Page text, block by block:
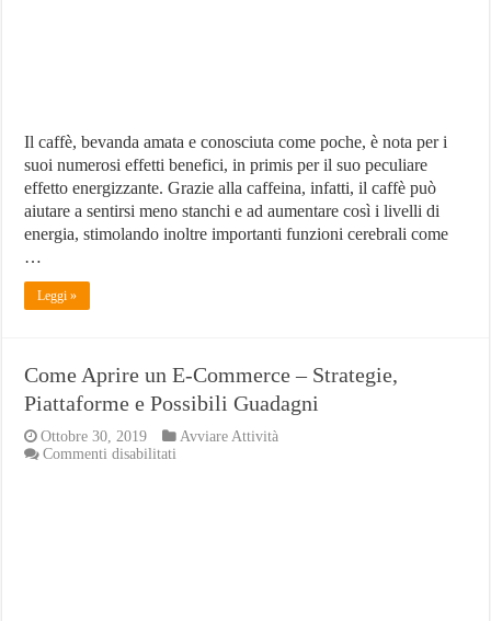
Il caffè, bevanda amata e conosciuta come poche, è nota per i
suoi numerosi effetti benefici, in primis per il suo peculiare
effetto energizzante. Grazie alla caffeina, infatti, il caffè può
aiutare a sentirsi meno stanchi e ad aumentare così i livelli di
energia, stimolando inoltre importanti funzioni cerebrali come
…
Leggi »
Come Aprire un E-Commerce – Strategie,
Piattaforme e Possibili Guadagni
Ottobre 30, 2019
Avviare Attività
Commenti disabilitati